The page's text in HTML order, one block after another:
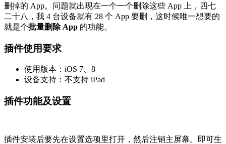
删掉的 App。问题就出现在一个一个删除这些 App 上，四七
二十八，我 4 台设备就有 28 个 App 要删，这时候唯一想要的
就是个批量删除 App 的功能。
插件使用要求
使用版本：iOS 7、8
设备支持：不支持 iPad
插件功能及设置
插件安装后要先在设置选项里打开，然后注销主屏幕。即可生